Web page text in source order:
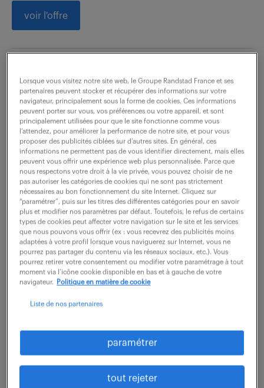
voir l'offre
coordinateur maintenance (f/h)
4 août 2026
Mulhouse (68) CDI 50 000 € / an
Au sein d'une équipe de 20 personnes et d'un
environnement de production équipé de plus de 400
équipements divers, votre rôle est d'organiser et
coordonner la maintenance préventive et...
voir l'offre
electromécanicien (f/h)
4 août 2026
Basse Ham (57) CDI 33 000 € / an
Que diriez-vous de contribuer significativement à
Lorsque vous visitez notre site web, le Groupe Randstad France et ses
partenaires peuvent stocker et récupérer des informations sur votre
navigateur, principalement sous la forme de cookies. Ces informations
peuvent porter sur vous, vos préférences ou votre appareil, et sont
principalement utilisées pour que le site fonctionne comme vous
l’attendez, pour améliorer la performance de notre site, et pour vous
proposer des publicités ciblées sur d’autres sites. En général, ces
informations ne permettent pas de vous identifier directement, mais elles
peuvent vous offrir une expérience web plus personnalisée. Parce que
nous respectons votre droit à la vie privée, vous pouvez choisir de ne
pas autoriser les catégories de cookies qui ne sont pas strictement
nécessaires au bon fonctionnement du site Internet. Cliquez sur
“paramétrer”, puis sur les titres des différentes catégories pour en savoir
plus et modifier nos paramètres par défaut. Toutefois, le refus de certains
types de cookies peut affecter votre navigation sur le site et les services
que nous pouvons vous offrir (ex : vous recevrez des publicités moins
adaptées à votre profil lorsque vous naviguerez sur Internet, vous ne
pourrez pas partager du contenu via les réseaux sociaux, etc.). Vous
pourrez retirer votre consentement ou modifier votre paramétrage à tout
moment via l’icône cookie disponible en bas et à gauche de votre
navigateur.
Politique en matière de cookie
Liste de nos partenaires
paramétrer
tout rejeter